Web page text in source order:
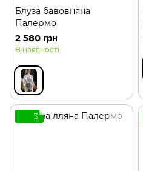
Блуза бавовняна
Палермо
2 580 грн
В наявності
3